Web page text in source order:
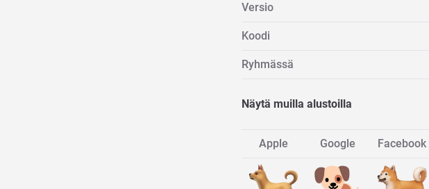
Versio
Koodi
Ryhmässä
Näytä muilla alustoilla
Apple Google Facebook